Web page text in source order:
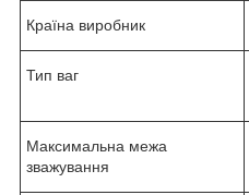
Країна виробник
Тип ваг
Максимальна межа
зважування